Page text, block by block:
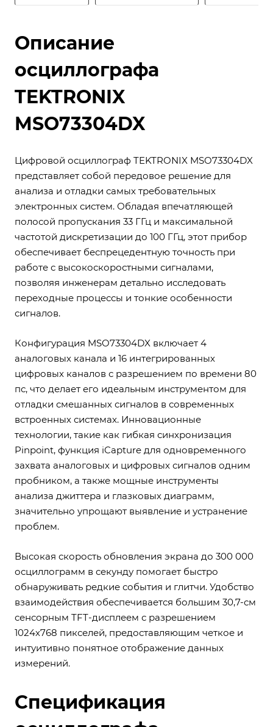
Описание
осциллографа
TEKTRONIX
MSO73304DX
Цифровой осциллограф TEKTRONIX MSO73304DX
представляет собой передовое решение для
анализа и отладки самых требовательных
электронных систем. Обладая впечатляющей
полосой пропускания 33 ГГц и максимальной
частотой дискретизации до 100 ГГц, этот прибор
обеспечивает беспрецедентную точность при
работе с высокоскоростными сигналами,
позволяя инженерам детально исследовать
переходные процессы и тонкие особенности
сигналов.
Конфигурация MSO73304DX включает 4
аналоговых канала и 16 интегрированных
цифровых каналов с разрешением по времени 80
пс, что делает его идеальным инструментом для
отладки смешанных сигналов в современных
встроенных системах. Инновационные
технологии, такие как гибкая синхронизация
Pinpoint, функция iCapture для одновременного
захвата аналоговых и цифровых сигналов одним
пробником, а также мощные инструменты
анализа джиттера и глазковых диаграмм,
значительно упрощают выявление и устранение
проблем.
Высокая скорость обновления экрана до 300 000
осциллограмм в секунду помогает быстро
обнаруживать редкие события и глитчи. Удобство
взаимодействия обеспечивается большим 30,7-см
сенсорным TFT-дисплеем с разрешением
1024х768 пикселей, предоставляющим четкое и
интуитивно понятное отображение данных
измерений.
Спецификация